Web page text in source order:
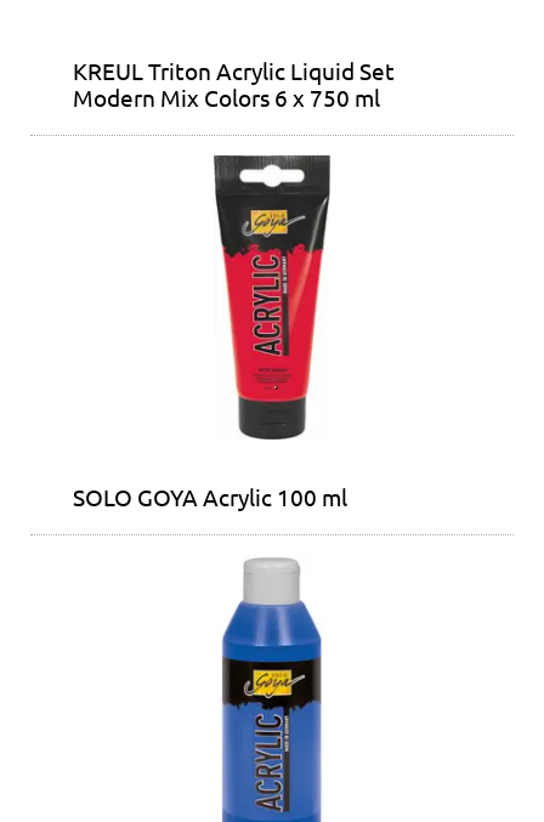
KREUL Triton Acrylic Liquid Set
Modern Mix Colors 6 x 750 ml
SOLO GOYA Acrylic 100 ml